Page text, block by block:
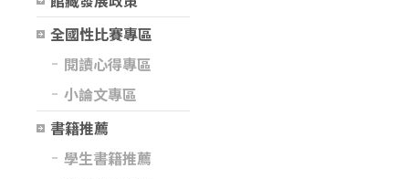
全國性比賽專區
閱讀心得專區
小論文專區
書籍推薦
學生書籍推薦